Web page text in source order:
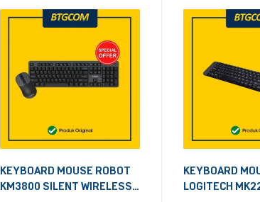
KEYBOARD MOUSE ROBOT
KM3800 SILENT WIRELESS
KEYBOARD
LOGITECH